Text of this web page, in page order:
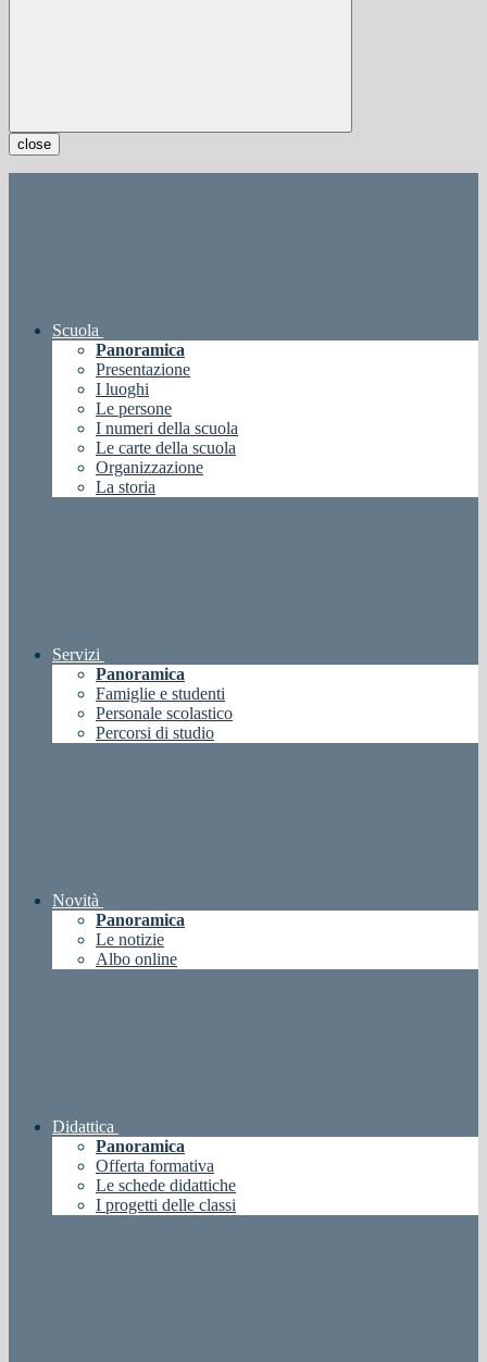
close
Scuola
Panoramica
Presentazione
I luoghi
Le persone
I numeri della scuola
Le carte della scuola
Organizzazione
La storia
Servizi
Panoramica
Famiglie e studenti
Personale scolastico
Percorsi di studio
Novità
Panoramica
Le notizie
Albo online
Didattica
Panoramica
Offerta formativa
Le schede didattiche
I progetti delle classi